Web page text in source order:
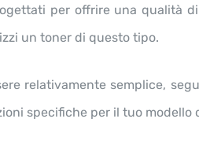
per offrire una qualità
un toner di questo tipo.
relativamente semplice,
specifiche per il tuo modello